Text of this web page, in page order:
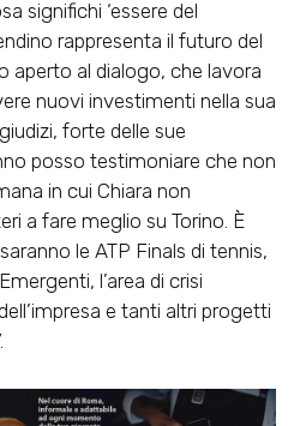
significhi ‘essere del
rappresenta il futuro del
aperto al dialogo, che lavora
nuovi investimenti nella sua
forte delle sue
posso testimoniare che non
in cui Chiara non
a fare meglio su Torino. È
le ATP Finals di tennis,
l’area di crisi
e tanti altri progetti